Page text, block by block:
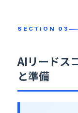
AIリードス
と準備